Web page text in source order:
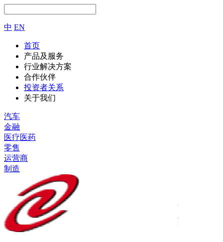
中 EN
首页
产品及服务
行业解决方案
合作伙伴
投资者关系
关于我们
汽车
金融
医疗医药
零售
运营商
制造